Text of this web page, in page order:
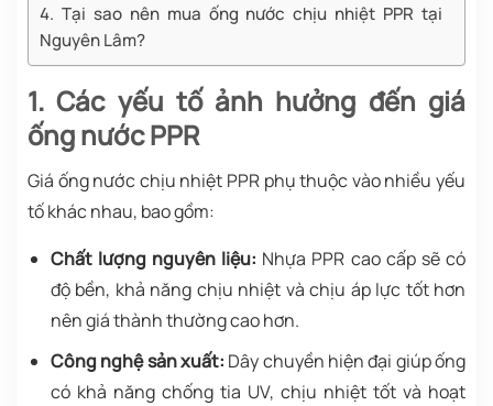
4. Tại sao nên mua ống nước chịu nhiệt PPR tại
Nguyên Lâm?
1. Các yếu tố ảnh hưởng đến giá
ống nước PPR
Giá ống nước chịu nhiệt PPR phụ thuộc vào nhiều yếu
tố khác nhau, bao gồm:
Chất lượng nguyên liệu: Nhựa PPR cao cấp sẽ có
độ bền, khả năng chịu nhiệt và chịu áp lực tốt hơn
nên giá thành thường cao hơn.
Công nghệ sản xuất: Dây chuyền hiện đại giúp ống
có khả năng chống tia UV, chịu nhiệt tốt và hoạt